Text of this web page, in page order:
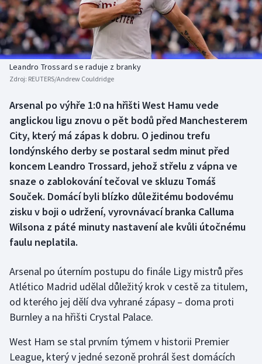
Baseball a softbal
Basketbal
Biatlon
Box
Curling
Dostihy
Florbal
Futsal
Gymnastika
Házená
Jezdectví
Soutěže
Historické návraty
Aplikace ČT sport
Leandro Trossard se raduje z branky
Zdroj: REUTERS/Andrew Couldridge
Arsenal po výhře 1:0 na hřišti West Hamu vede
anglickou ligu znovu o pět bodů před Manchesterem
City, který má zápas k dobru. O jedinou trefu
londýnského derby se postaral sedm minut před
koncem Leandro Trossard, jehož střelu z vápna ve
snaze o zablokování tečoval ve skluzu Tomáš
Souček. Domácí byli blízko důležitému bodovému
zisku v boji o udržení, vyrovnávací branka Calluma
Wilsona z páté minuty nastavení ale kvůli útočnému
faulu neplatila.
Arsenal po úterním postupu do finále Ligy mistrů přes
Atlético Madrid udělal důležitý krok v cestě za titulem,
od kterého jej dělí dva vyhrané zápasy – doma proti
Burnley a na hřišti Crystal Palace.
West Ham se stal prvním týmem v historii Premier
League, který v jedné sezoně prohrál šest domácích